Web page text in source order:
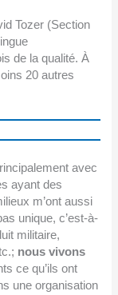
Tozer (Section
de la qualité. À
20 autres
avec
ayant des
m’ont aussi
unique, c’est-à-
militaire,
nous vivons
ce qu’ils ont
une organisation